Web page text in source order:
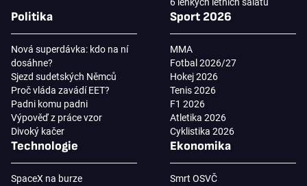
Politika
Nová superdávka: kdo na ní
dosáhne?
Sjezd sudetských Němců
Proč vláda zavádí EET?
Padni komu padni
Výpověď z práce vzor
Divoký kačer
Sport 2026
MMA
Fotbal 2026/27
Hokej 2026
Tenis 2026
F1 2026
Atletika 2026
Cyklistika 2026
Technologie
SpaceX na burze
Ekonomika
Smrt OSVČ